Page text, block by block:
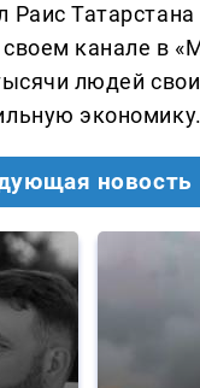
Раис Татарстана
канале в
людей
экономику.
новость